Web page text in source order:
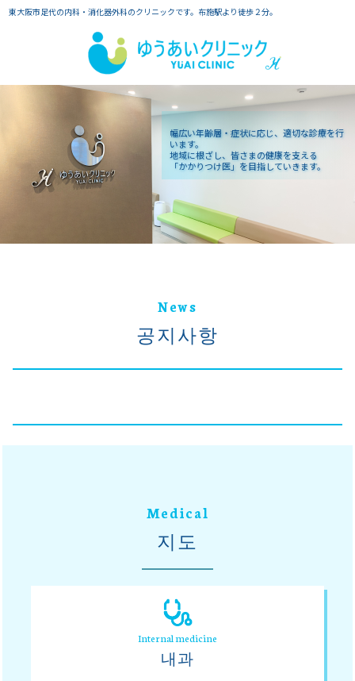
東大阪市足代の内科・消化器外科のクリニックです。布施駅より徒歩２分。
幅広い年齢層・症状に応じ、適切な診療を行
います。
地域に根ざし、皆さまの健康を支える
「かかりつけ医」を目指していきます。
News
공지사항
Medical
지도
Internal medicine
내과